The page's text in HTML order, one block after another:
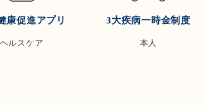
康促進アプリ
ヘルスケア
3大疾病一時金制度
本人